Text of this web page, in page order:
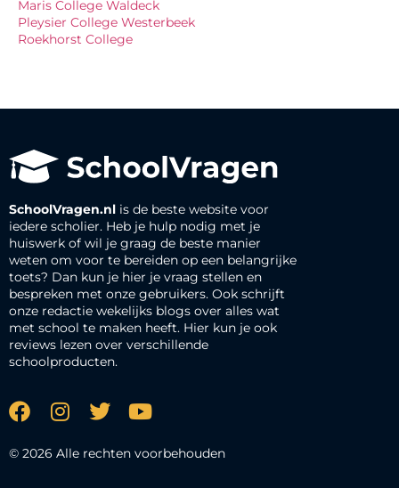
Maris College Waldeck
Pleysier College Westerbeek
Roekhorst College
SchoolVragen.nl is de beste website voor
iedere scholier. Heb je hulp nodig met je
huiswerk of wil je graag de beste manier
weten om voor te bereiden op een belangrijke
toets? Dan kun je hier je vraag stellen en
bespreken met onze gebruikers. Ook schrijft
onze redactie wekelijks blogs over alles wat
met school te maken heeft. Hier kun je ook
reviews lezen over verschillende
schoolproducten.
© 2026 Alle rechten voorbehouden